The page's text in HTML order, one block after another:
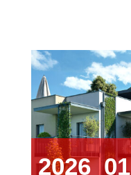
2026_01